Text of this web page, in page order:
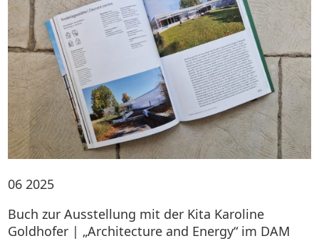
06 2025
Buch zur Ausstellung mit der Kita Karoline
Goldhofer | „Architecture and Energy“ im DAM